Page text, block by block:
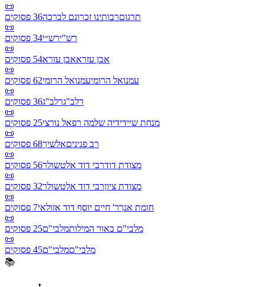
📜
תרגוםרבותינו זכרונם לברכה36 פסוקים
📜
רש"ירש״י34 פסוקים
📜
אבן עזראאבן עזרא54 פסוקים
📜
עמנואל הרומיעמנואל הרומי62 פסוקים
📜
רלב"גרלב"ג36 פסוקים
📜
מנחת שיידידיה שלמה רפאל נורצי25 פסוקים
📜
רב פניניםאלשיך68 פסוקים
📜
מצודת דודרבי דוד אלטשולר56 פסוקים
📜
מצודת ציוןרבי דוד אלטשולר32 פסוקים
📜
חומת אנךר' חיים יוסף דוד אזולאי7 פסוקים
📜
מלבי"ם באור המילותמלבי"ם25 פסוקים
📜
מלבי"םמלבי"ם45 פסוקים
📚